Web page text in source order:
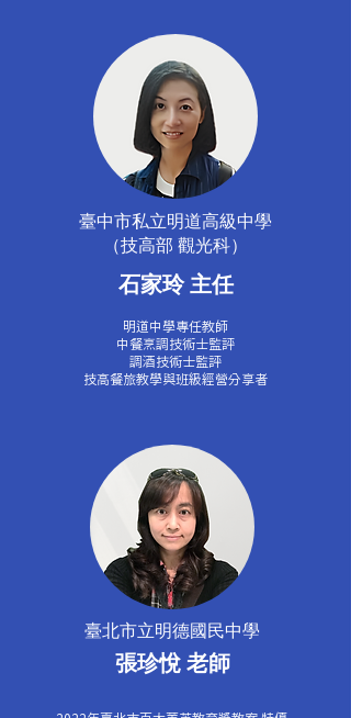
臺中市私立明道高級中學
（技高部 觀光科）
​石家玲 主任
明道中學專任教師
中餐烹調技術士監評
調酒技術士監評
技高餐旅教學與班級經營分享者
臺北市立明德國民中學
​張珍悅 老師